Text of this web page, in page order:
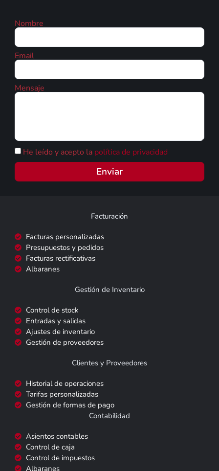
Facturación
Facturas personalizadas
Presupuestos y pedidos
Facturas rectificativas
Albaranes
Gestión de Inventario
Control de stock
Entradas y salidas
Ajustes de inventario
Gestión de proveedores
Clientes y Proveedores
Historial de operaciones
Tarifas personalizadas
Gestión de formas de pago
Contabilidad
Asientos contables
Control de caja
Control de impuestos
Albaranes
Nombre
Email
Mensaje
He leído y acepto la política de privacidad
Enviar